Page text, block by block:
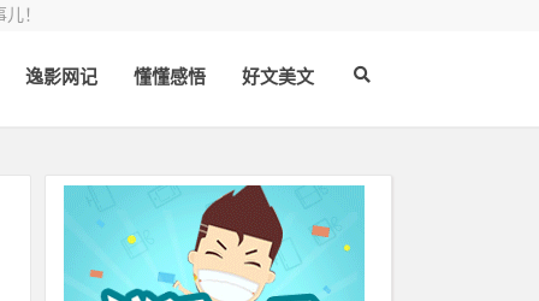
！
逸影网记 懂懂感悟 好文美文